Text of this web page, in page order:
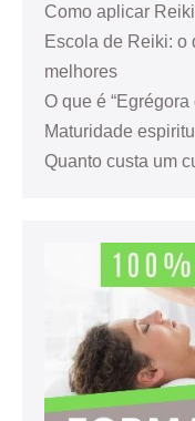
Como aplicar
Escola de Reiki: o
melhores
O que é “Egrégora
Maturidade
Quanto custa um